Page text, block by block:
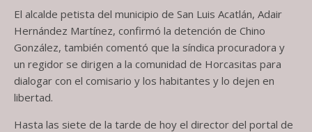
El alcalde petista del municipio de San Luis Acatlán, Adair
Hernández Martínez, confirmó la detención de Chino
González, también comentó que la síndica procuradora y
un regidor se dirigen a la comunidad de Horcasitas para
dialogar con el comisario y los habitantes y lo dejen en
libertad.
Hasta las siete de la tarde de hoy el director del portal de